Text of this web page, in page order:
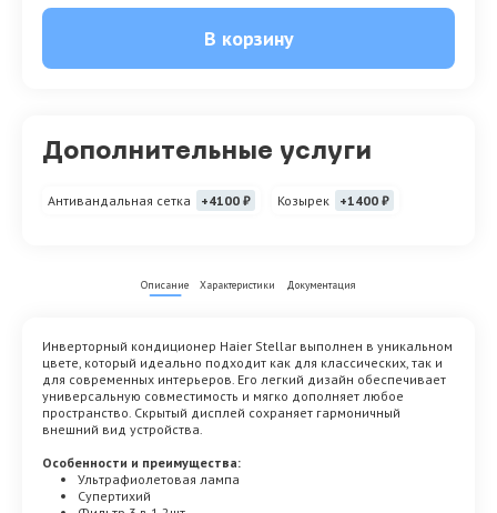
В корзину
Дополнительные услуги
Антивандальная сетка +4100 ₽ Козырек +1400 ₽
Описание Характеристики Документация
Инверторный кондиционер Haier Stellar выполнен в уникальном
цвете, который идеально подходит как для классических, так и
для современных интерьеров. Его легкий дизайн обеспечивает
универсальную совместимость и мягко дополняет любое
пространство. Скрытый дисплей сохраняет гармоничный
внешний вид устройства.
Особенности и преимущества:
Ультрафиолетовая лампа
Супертихий